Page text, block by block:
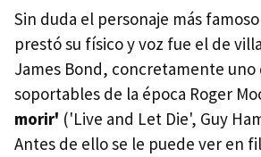
Sin duda el personaje más
prestó su físico y voz fue el de
James Bond, concretamente uno
soportables de la época Roger
morir' ('Live and Let Die', Guy
Antes de ello se le puede ver en